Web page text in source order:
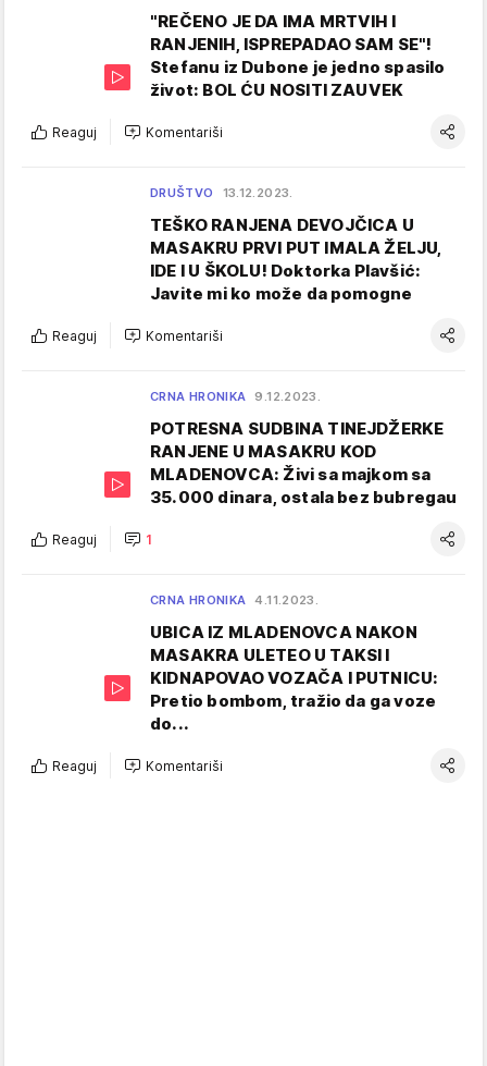
"REČENO JE DA IMA MRTVIH I
RANJENIH, ISPREPADAO SAM SE"!
Stefanu iz Dubone je jedno spasilo
život: BOL ĆU NOSITI ZAUVEK
Reaguj Komentariši
DRUŠTVO 13.12.2023.
TEŠKO RANJENA DEVOJČICA U
MASAKRU PRVI PUT IMALA ŽELJU,
IDE I U ŠKOLU! Doktorka Plavšić:
Javite mi ko može da pomogne
Reaguj Komentariši
CRNA HRONIKA 9.12.2023.
POTRESNA SUDBINA TINEJDŽERKE
RANJENE U MASAKRU KOD
MLADENOVCA: Živi sa majkom sa
35.000 dinara, ostala bez bubregau
Reaguj 1
CRNA HRONIKA 4.11.2023.
UBICA IZ MLADENOVCA NAKON
MASAKRA ULETEO U TAKSI I
KIDNAPOVAO VOZAČA I PUTNICU:
Pretio bombom, tražio da ga voze
do...
Reaguj Komentariši